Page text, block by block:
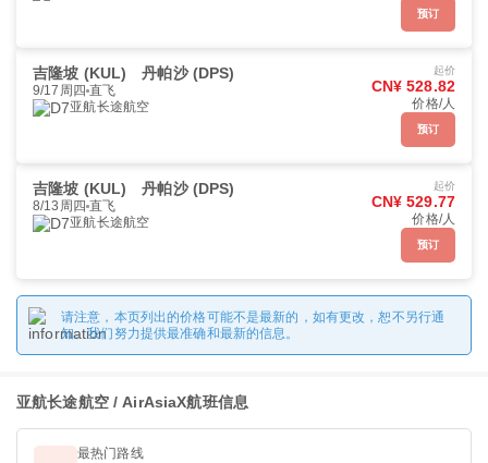
预订
吉隆坡 (KUL) 丹帕沙 (DPS)
9/17周四 直飞
亚航长途航空
起价
CN¥ 528.82
价格/人
预订
吉隆坡 (KUL) 丹帕沙 (DPS)
8/13周四 直飞
亚航长途航空
起价
CN¥ 529.77
价格/人
预订
请注意，本页列出的价格可能不是最新的，如有更改，恕不另行通
知。我们努力提供最准确和最新的信息。
亚航长途航空 / AirAsiaX航班信息
最热门路线